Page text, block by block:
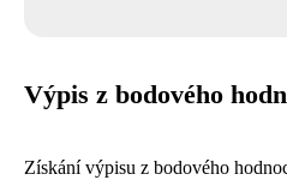
Výpis z bodového
Získání výpisu z bodového